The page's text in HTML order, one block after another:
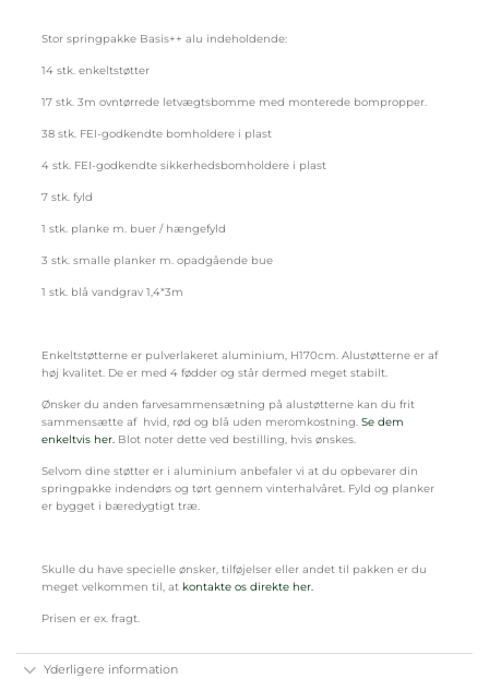
Stor springpakke Basis++ alu indeholdende:
14 stk. enkeltstøtter
17 stk. 3m ovntørrede letvægtsbomme med monterede bompropper.
38 stk. FEI-godkendte bomholdere i plast
4 stk. FEI-godkendte sikkerhedsbomholdere i plast
7 stk. fyld
1 stk. planke m. buer / hængefyld
3 stk. smalle planker m. opadgående bue
1 stk. blå vandgrav 1,4*3m
Enkeltstøtterne er pulverlakeret aluminium, H170cm. Alustøtterne er af
høj kvalitet. De er med 4 fødder og står dermed meget stabilt.
Ønsker du anden farvesammensætning på alustøtterne kan du frit
sammensætte af hvid, rød og blå uden meromkostning. Se dem
enkeltvis her. Blot noter dette ved bestilling, hvis ønskes.
Selvom dine støtter er i aluminium anbefaler vi at du opbevarer din
springpakke indendørs og tørt gennem vinterhalvåret. Fyld og planker
er bygget i bæredygtigt træ.
Skulle du have specielle ønsker, tilføjelser eller andet til pakken er du
meget velkommen til, at kontakte os direkte her.
Prisen er ex. fragt.
Yderligere information